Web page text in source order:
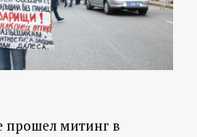
прошел митинг в